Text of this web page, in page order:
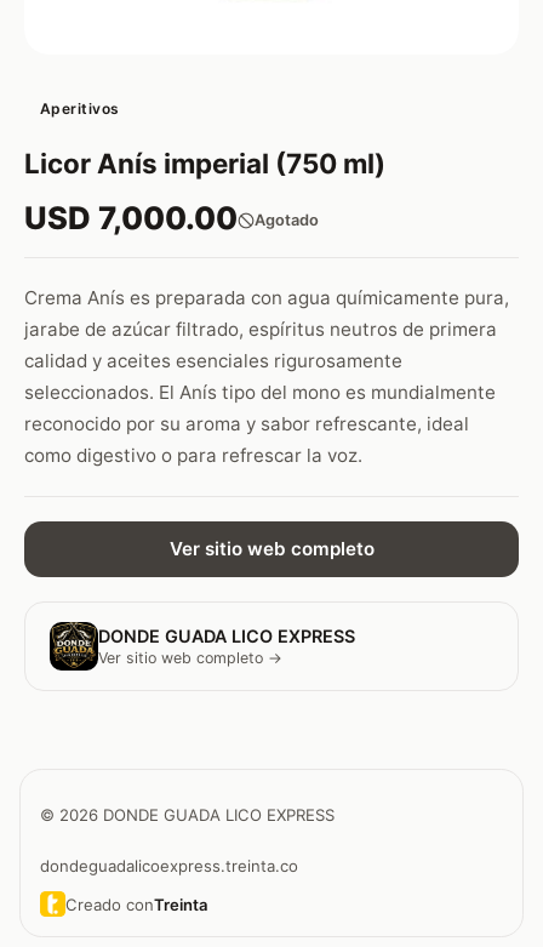
Aperitivos
Licor Anís imperial (750 ml)
USD 7,000.00 Agotado
Crema Anís es preparada con agua químicamente pura,
jarabe de azúcar filtrado, espíritus neutros de primera
calidad y aceites esenciales rigurosamente
seleccionados. El Anís tipo del mono es mundialmente
reconocido por su aroma y sabor refrescante, ideal
como digestivo o para refrescar la voz.
Ver sitio web completo
DONDE GUADA LICO EXPRESS
Ver sitio web completo →
© 2026 DONDE GUADA LICO EXPRESS
dondeguadalicoexpress.treinta.co
Creado conTreinta